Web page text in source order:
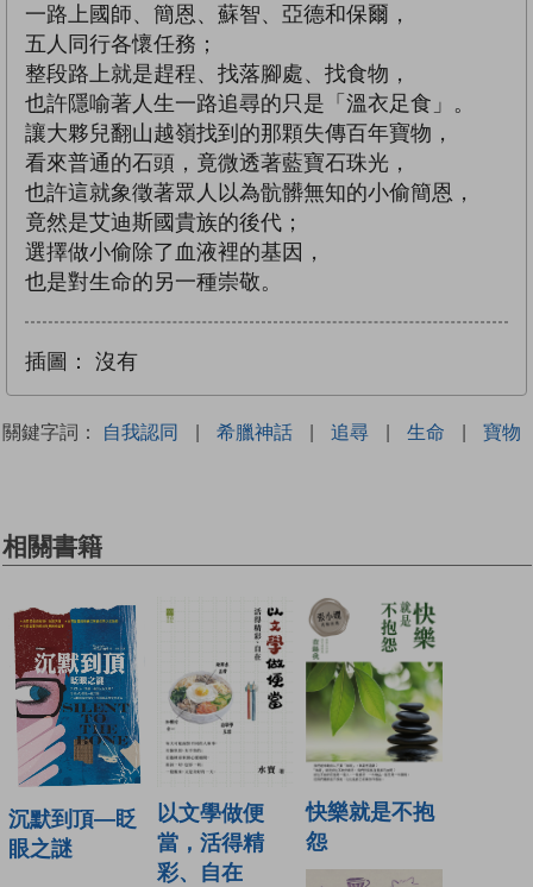
一路上國師、簡恩、蘇智、亞德和保爾，
五人同行各懷任務；
整段路上就是趕程、找落腳處、找食物，
也許隱喻著人生一路追尋的只是「溫衣足食」。
讓大夥兒翻山越嶺找到的那顆失傳百年寶物，
看來普通的石頭，竟微透著藍寶石珠光，
也許這就象徵著眾人以為骯髒無知的小偷簡恩，
竟然是艾迪斯國貴族的後代；
選擇做小偷除了血液裡的基因，
也是對生命的另一種崇敬。
插圖： 沒有
關鍵字詞： 自我認同 | 希臘神話 | 追尋 | 生命 | 寶物
相關書籍
沉默到頂—眨
眼之謎
以文學做便
當，活得精
彩、自在
快樂就是不抱
怨